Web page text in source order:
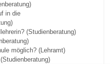
in die
(Studienberatung)
möglich? (Lehramt)